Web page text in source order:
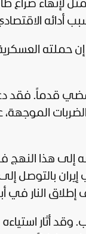
لإنهاء صراع
حملته
قدماً. فقد
إلى هذا النهج
إيران بالتوصل
النار في
وقد أثار